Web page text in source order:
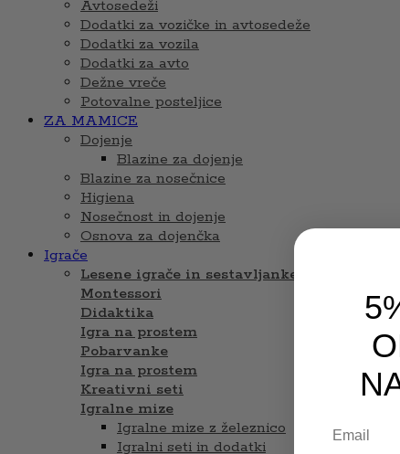
Avtosedeži
Dodatki za vozičke in avtosedeže
Dodatki za vozila
Dodatki za avto
Dežne vreče
Potovalne posteljice
ZA MAMICE
Dojenje
Blazine za dojenje
Blazine za nosečnice
Higiena
Nosečnost in dojenje
Osnova za dojenčka
Igrače
Lesene igrače in sestavljanke
Montessori
Didaktika
Igra na prostem
Pobarvanke
Igra na prostem
Kreativni seti
Igralne mize
Igralne mize z železnico
Igralni seti in dodatki